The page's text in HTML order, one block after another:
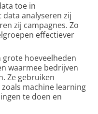
toe in
analyseren zij
zij campagnes. Zo
effectiever
grote hoeveelheden
waarmee bedrijven
Ze gebruiken
machine learning
te doen en